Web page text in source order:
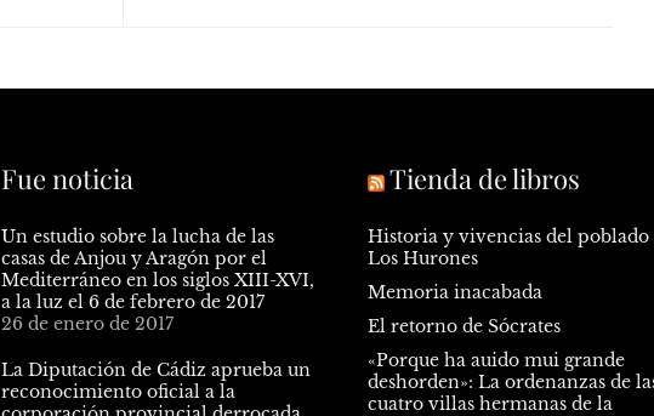
Fue noticia
Un estudio sobre la lucha de las
casas de Anjou y Aragón por el
Mediterráneo en los siglos XIII-XVI,
a la luz el 6 de febrero de 2017
26 de enero de 2017
La Diputación de Cádiz aprueba un
reconocimiento oficial a la
Tienda de libros
Historia y vivencias del poblado
Los Hurones
Memoria inacabada
El retorno de Sócrates
«Porque ha auido mui grande
deshorden»: La ordenanzas de
cuatro villas hermanas de la